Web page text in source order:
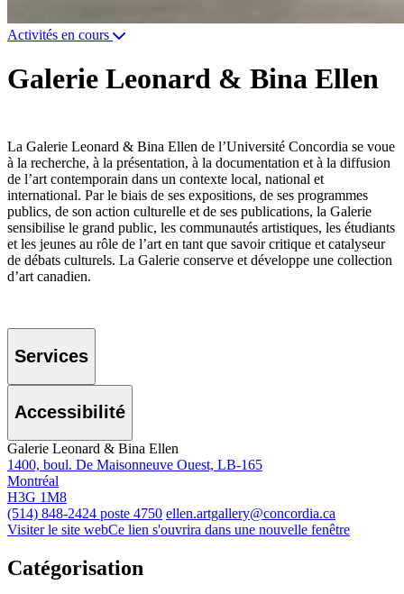
Activités en cours
Galerie Leonard & Bina Ellen
La Galerie Leonard & Bina Ellen de l’Université Concordia se voue
à la recherche, à la présentation, à la documentation et à la diffusion
de l’art contemporain dans un contexte local, national et
international. Par le biais de ses expositions, de ses programmes
publics, de son action culturelle et de ses publications, la Galerie
sensibilise le grand public, les communautés artistiques, les étudiants
et les jeunes au rôle de l’art en tant que savoir critique et catalyseur
de débats culturels. La Galerie conserve et développe une collection
d’art canadien.
Services
Accessibilité
Galerie Leonard & Bina Ellen
1400, boul. De Maisonneuve Ouest, LB-165
Montréal
H3G 1M8
(514) 848-2424 poste 4750 ellen.artgallery@concordia.ca
Visiter le site webCe lien s'ouvrira dans une nouvelle fenêtre
Catégorisation